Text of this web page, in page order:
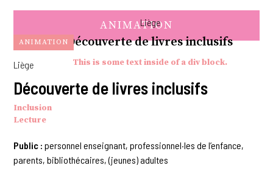
ANIMATION
Liège
Découverte de livres inclusifs
Inclusion
Lecture
Public :personnel enseignant, professionnel·les de l’enfance,
parents, bibliothécaires, (jeunes) adultes
Liège
ANIMATIONDécouverte de livres inclusifs
This is some text inside of a div block.